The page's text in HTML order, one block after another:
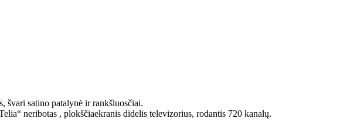
švari satino patalynė ir rankšluosčiai.
neribotas , plokščiaekranis didelis televizorius, rodantis 720 kanalų.